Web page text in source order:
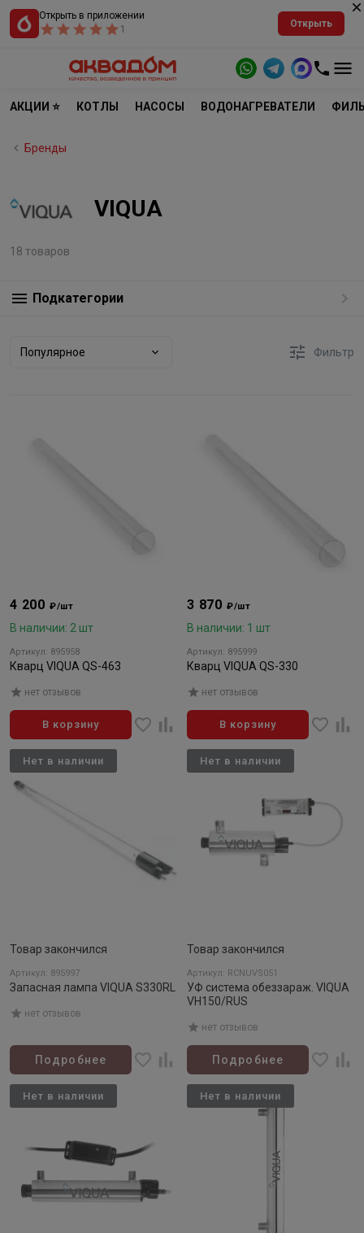
Открыть в приложении
1
Открыть
АКЦИИ ⭐ КОТЛЫ НАСОСЫ ВОДОНАГРЕВАТЕЛИ
Бренды
VIQUA
18 товаров
Подкатегории
Популярное Фильтр
4 200 ₽/шт
В наличии: 2 шт
Артикул: 895958
Кварц VIQUA QS-463
нет отзывов
В корзину
3 870 ₽/шт
В наличии: 1 шт
Артикул: 895999
Кварц VIQUA QS-330
нет отзывов
В корзину
Товар закончился
Артикул: 895997
Запасная лампа VIQUA S330RL
нет отзывов
Подробнее
Нет в наличии
Товар закончился
Артикул: RCNUVS051
УФ система обеззараж. VIQUA
VH150/RUS
нет отзывов
Подробнее
Нет в наличии
Нет в наличии Нет в наличии